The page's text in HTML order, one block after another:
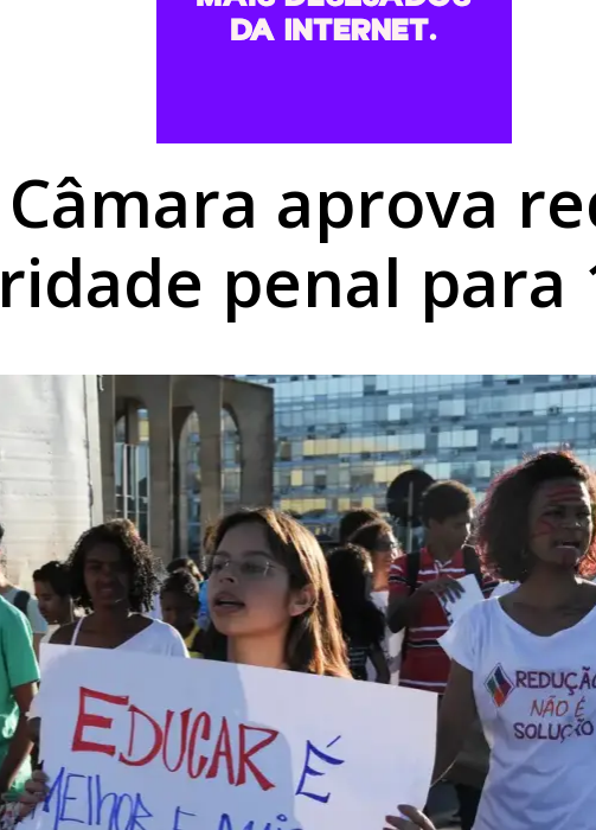
novas vagas de estágio para estudantes em Umuarama
Câmara aprova
penal para